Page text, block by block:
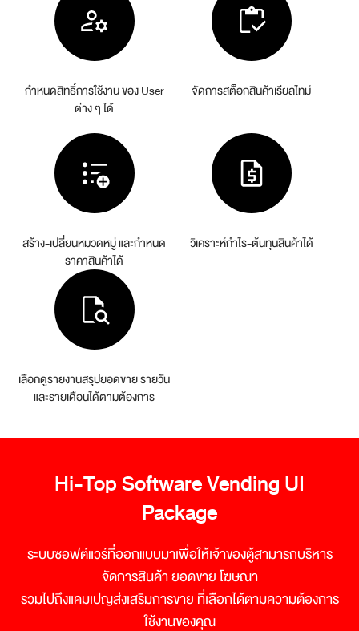
กำหนดสิทธิ์การใช้งานของ User
ต่าง ๆ ได้
จัดการสต็อกสินค้าเรียลไทม์
สร้าง-เปลี่ยนหมวดหมู่และกำหนด
ราคาสินค้าได้
วิเคราะห์กำไร-ต้นทุนสินค้าได้
เลือกดูรายงานสรุปยอดขายรายวัน
และรายเดือนได้ตามต้องการ
Hi-Top Software Vending UI
Package
ระบบซอฟต์แวร์ที่ออกแบบมาเพื่อให้เจ้าของตู้สามารถบริหาร
จัดการสินค้า ยอดขาย โฆษณา
รวมไปถึงแคมเปญส่งเสริมการขาย ที่เลือกได้ตามความต้องการ
ใช้งานของคุณ